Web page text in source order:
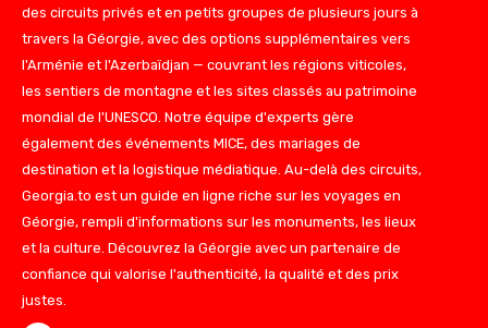
des circuits privés et en petits groupes de plusieurs jours à
travers la Géorgie, avec des options supplémentaires vers
l'Arménie et l'Azerbaïdjan — couvrant les régions viticoles,
les sentiers de montagne et les sites classés au patrimoine
mondial de l'UNESCO. Notre équipe d'experts gère
également des événements MICE, des mariages de
destination et la logistique médiatique. Au-delà des circuits,
Georgia.to est un guide en ligne riche sur les voyages en
Géorgie, rempli d'informations sur les monuments, les lieux
et la culture. Découvrez la Géorgie avec un partenaire de
confiance qui valorise l'authenticité, la qualité et des prix
justes.